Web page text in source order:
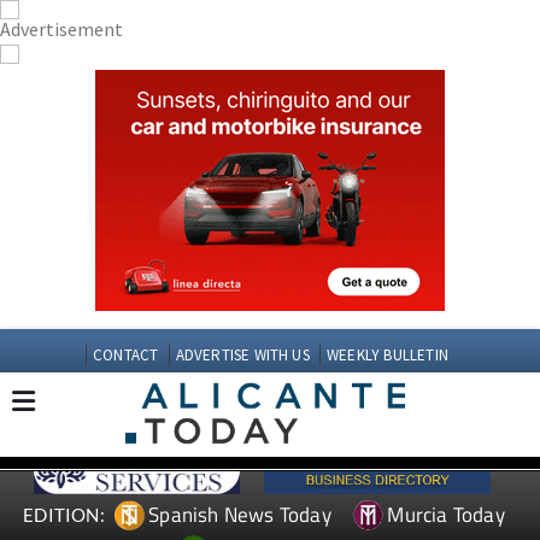
CONTACT ADVERTISE WITH US WEEKLY BULLETIN
EDITION: Spanish News Today
Murcia Today